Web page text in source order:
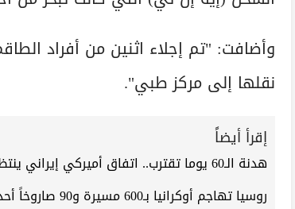
وأضافت: "تم إجلاء اثنين من أفراد
نقلها إلى مركز طبي".
إقرأ أيضاً
هدنة الـ60 يوما تقترب.. اتفاق أميركي إيراني ينتظر قرار ترامب
روسيا تهاجم أوكرانيا بـ600 مسيرة و90 صاروخاً أحدها متوسط المدى